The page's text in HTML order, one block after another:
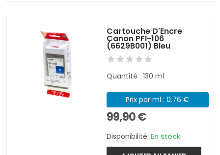
Cartouche D'Encre
Canon PFI-106
(6629B001) Bleu
Quantité : 130 ml
Prix par ml : 0.76 €
99,90 €
Disponibilité: En stock